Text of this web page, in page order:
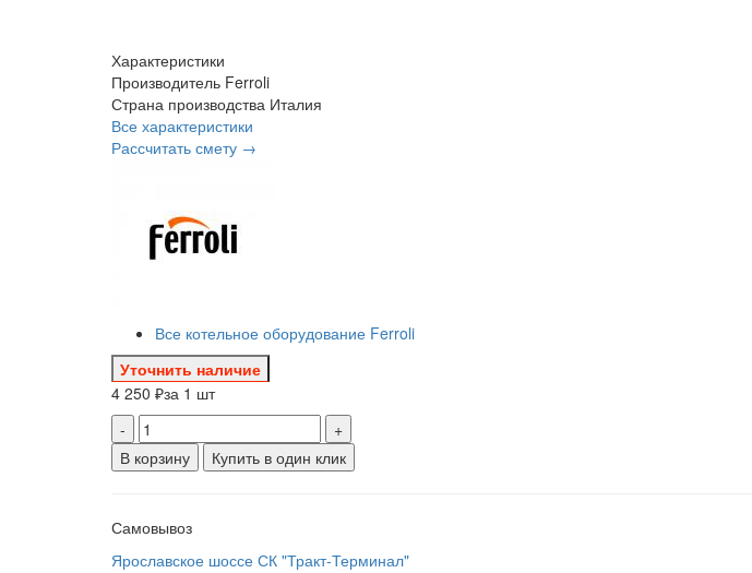
Характеристики
Производитель Ferroli
Страна производства Италия
Все характеристики
Рассчитать смету →
Все котельное оборудование Ferroli
Уточнить наличие
4 250 ₽за 1 шт
-
+
В корзину
Купить в один клик
Самовывоз
Ярославское шоссе СК "Тракт-Терминал"